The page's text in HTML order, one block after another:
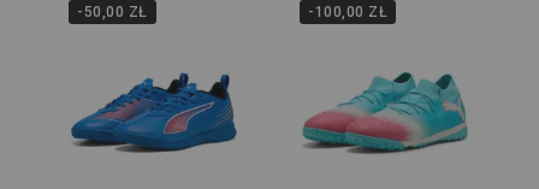
-50,00 ZŁ -100,00 ZŁ